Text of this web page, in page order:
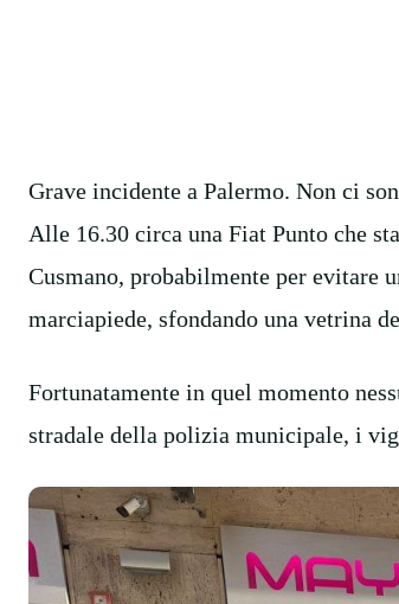
Grave incidente a Palermo. Non ci
Alle 16.30 circa una Fiat Punto che
Cusmano, probabilmente per evitare
marciapiede, sfondando una vetrina
Fortunatamente in quel momento
stradale della polizia municipale, i